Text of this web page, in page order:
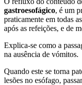
gastroesofágico, é um
praticamente em todas
após as refeições, e de
Explica-se como a
na ausência de vómitos.
Quando este se torna
lesões no esófago,